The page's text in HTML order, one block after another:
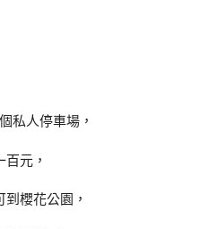
私人停車場，
百元，
到櫻花公園，